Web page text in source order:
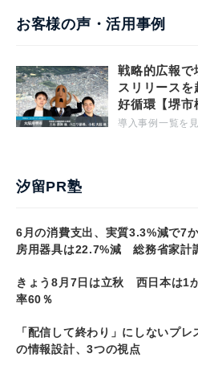
お客様の声・活用事例
戦略的広報で
スリリースを
好循環【堺市
導入事例一覧を
汐留PR塾
6月の消費支出、実質3.3%減で7
房用器具は22.7%減 総務省家計
きょう8月7日は立秋 西日本は1
率60％
「配信して終わり」にしないプ
の情報設計、3つの視点